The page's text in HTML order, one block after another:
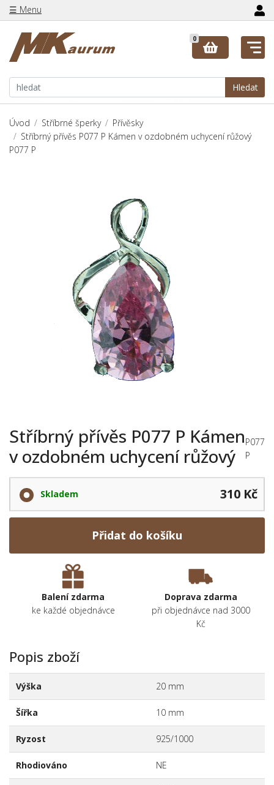
☰ Menu
Hledat
0
Úvod Stříbrné šperky
Přívěsky
Stříbrný přívěs P077 P Kámen v ozdobném uchycení růžový
P077 P
Stříbrný přívěs P077 P Kámen
v ozdobném uchycení růžový
P077
P
Skladem 310 Kč
Přidat do košíku
Balení zdarma
ke každé objednávce
Doprava zdarma
při objednávce nad 3000
Kč
Popis zboží
Výška 20 mm
Šířka 10 mm
Ryzost 925/1000
Rhodiováno NE